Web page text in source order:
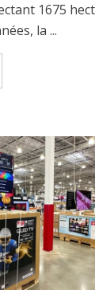
1675
la ...